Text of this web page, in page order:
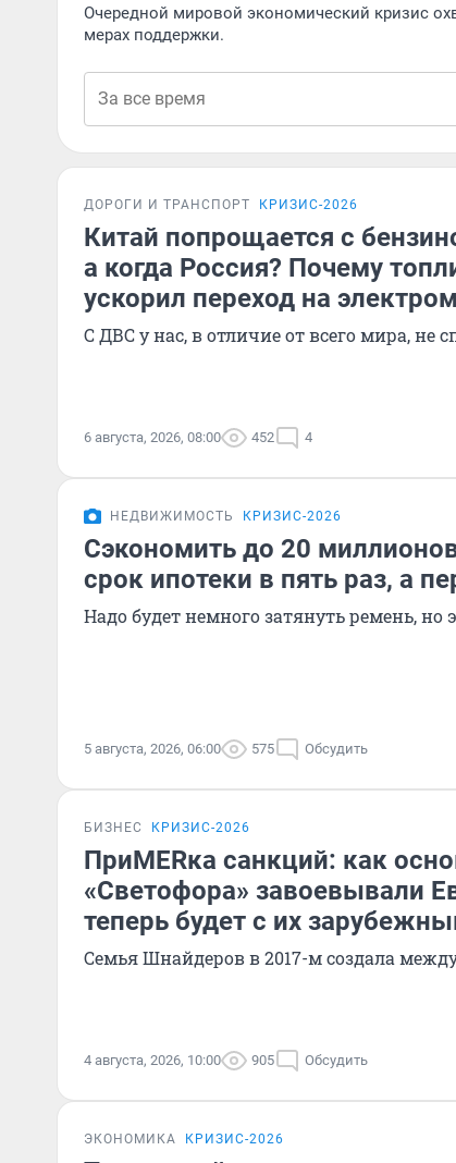
Очередной мировой экономический кризис
мерах поддержки.
ДОРОГИ И ТРАНСПОРТ КРИЗИС-2026
Китай попрощается с
а когда Россия? Почему
ускорил переход на
С ДВС у нас, в отличие от всего мира, не
6 августа, 2026, 08:00 452 4
НЕДВИЖИМОСТЬ КРИЗИС-2026
Сэкономить до 20
срок ипотеки в пять раз, а
Надо будет немного затянуть ремень,
5 августа, 2026, 06:00 575 Обсудить
БИЗНЕС КРИЗИС-2026
ПриMERка санкций: как
«Светофора» завоевывали
теперь будет с их
Семья Шнайдеров в 2017-м создала
4 августа, 2026, 10:00 905 Обсудить
ЭКОНОМИКА КРИЗИС-2026